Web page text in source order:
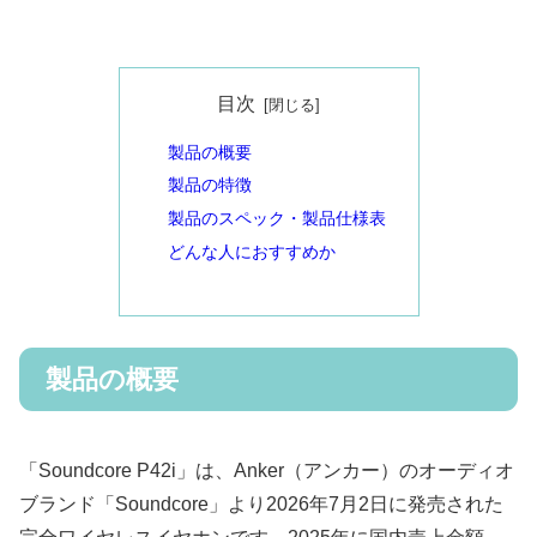
目次
製品の概要
製品の特徴
製品のスペック・製品仕様表
どんな人におすすめか
製品の概要
「Soundcore P42i」は、Anker（アンカー）のオーディオ
ブランド「Soundcore」より2026年7月2日に発売された